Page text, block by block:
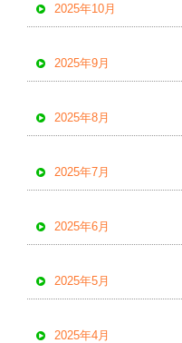
2025年10月
2025年9月
2025年8月
2025年7月
2025年6月
2025年5月
2025年4月